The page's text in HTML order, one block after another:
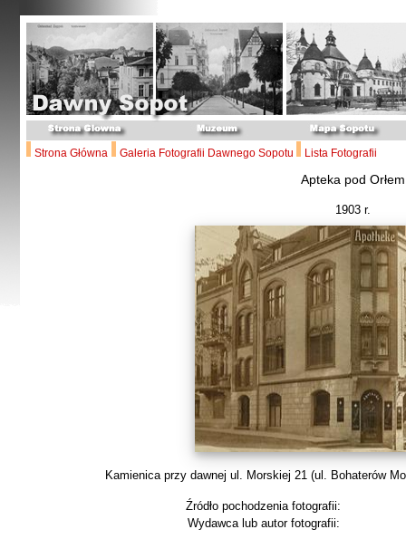
Strona Główna Galeria Fotografii Dawnego Sopotu Lista Fotografii
Apteka pod Orłem
1903 r.
Kamienica przy dawnej ul. Morskiej 21 (ul. Bohaterów
Źródło pochodzenia fotografii:
Wydawca lub autor fotografii: